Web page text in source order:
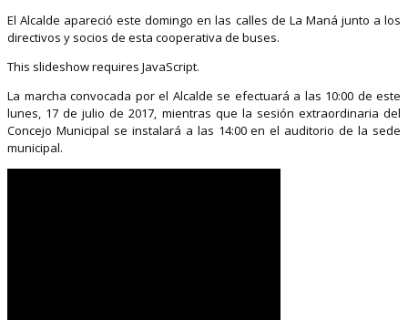
El Alcalde apareció este domingo en las calles de La Maná junto a los
directivos y socios de esta cooperativa de buses.
This slideshow requires JavaScript.
La marcha convocada por el Alcalde se efectuará a las 10:00 de este
lunes, 17 de julio de 2017, mientras que la sesión extraordinaria del
Concejo Municipal se instalará a las 14:00 en el auditorio de la sede
municipal.